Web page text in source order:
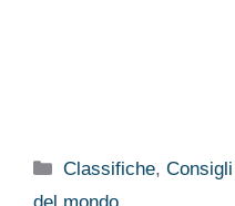
Categorie
Classifiche,
del mondo